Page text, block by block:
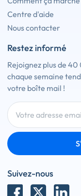
Centre d'aide
Nous contacter
Restez informé
Rejoignez plus de
chaque semaine
votre boîte mail !
Suivez-nous